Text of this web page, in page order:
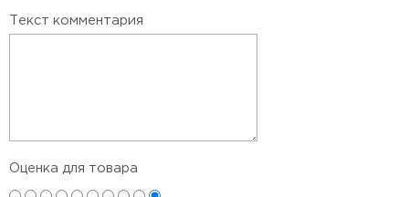
Текст комментария
Оценка для товара